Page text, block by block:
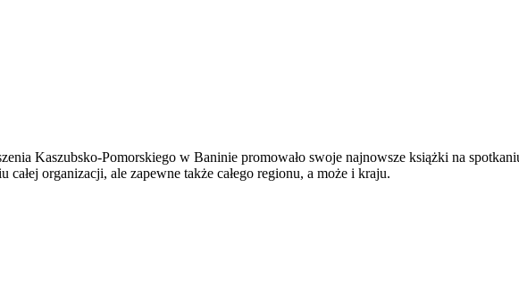
Kaszubsko-Pomorskiego w Baninie promowało swoje najnowsze książki na
organizacji, ale zapewne także całego regionu, a może i kraju.